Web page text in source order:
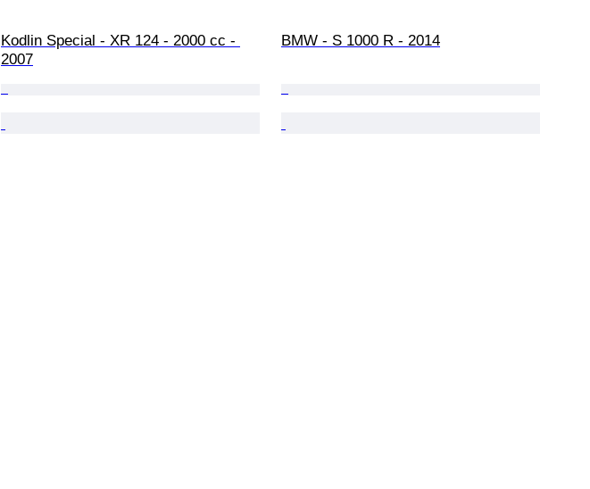
Kodlin Special - XR 124 - 2000 cc -
2007
BMW - S 1000 R - 2014